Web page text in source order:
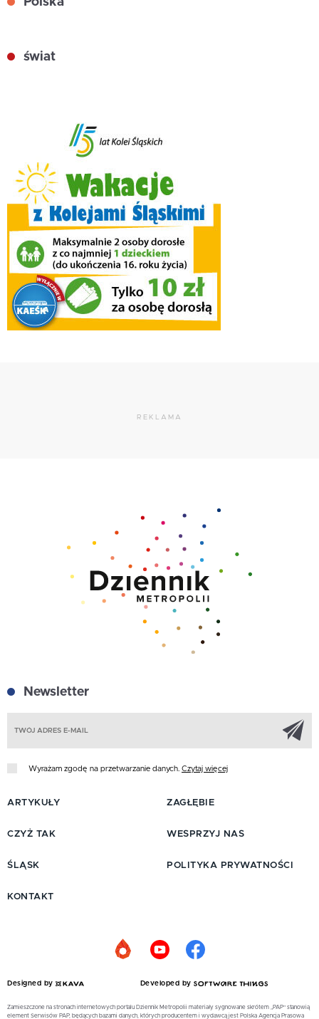
świat
REKLAMA
Newsletter
Wyrażam zgodę na przetwarzanie danych. Czytaj więcej
ARTYKUŁY
CZYŻ TAK
ŚLĄSK
ZAGŁĘBIE
WESPRZYJ NAS
POLITYKA PRYWATNOŚCI
KONTAKT
Designed by Developed by
Zamieszczone na stronach internetowych portalu Dziennik Metropolii materiały sygnowane skrótem „PAP” stanowią
element Serwisów PAP, będących bazami danych, których producentem i wydawcą jest Polska Agencja Prasowa